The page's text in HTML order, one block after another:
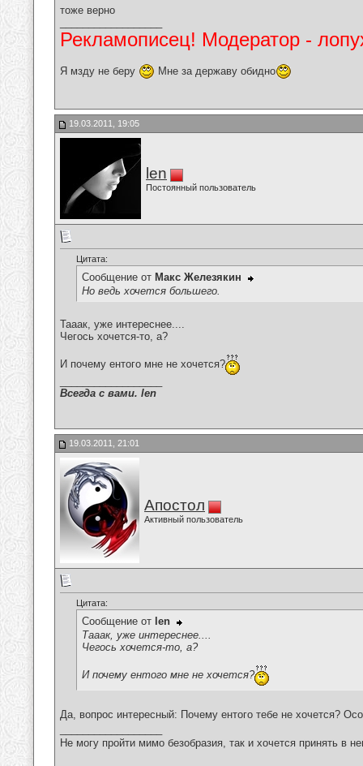
тоже верно
Рекламописец! Модератор -
Я мзду не беру Мне за державу обидно
19.03.2011, 19:05
len
Постоянный пользователь
Цитата:
Сообщение от Макс Железякин
Но ведь хочется большего.
Тааак, уже интереснее....
Чегось хочется-то, а?
И почему ентого мне не хочется?
Всегда с вами. len
19.03.2011, 21:01
Апостол
Активный пользователь
Цитата:
Сообщение от len
Тааак, уже интереснее....
Чегось хочется-то, а?
И почему ентого мне не хочется?
Да, вопрос интересный: Почему ентого тебе не хочется?
Не могу пройти мимо безобразия, так и хочется принять в